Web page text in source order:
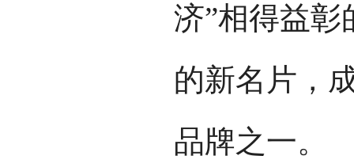
济”相得益
的新名片，
品牌之一。